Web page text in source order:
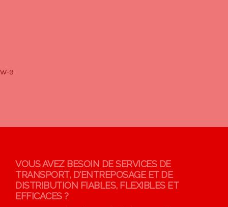
W-9
VOUS AVEZ BESOIN DE SERVICES DE
TRANSPORT, D'ENTREPOSAGE ET DE
DISTRIBUTION FIABLES, FLEXIBLES ET
EFFICACES ?